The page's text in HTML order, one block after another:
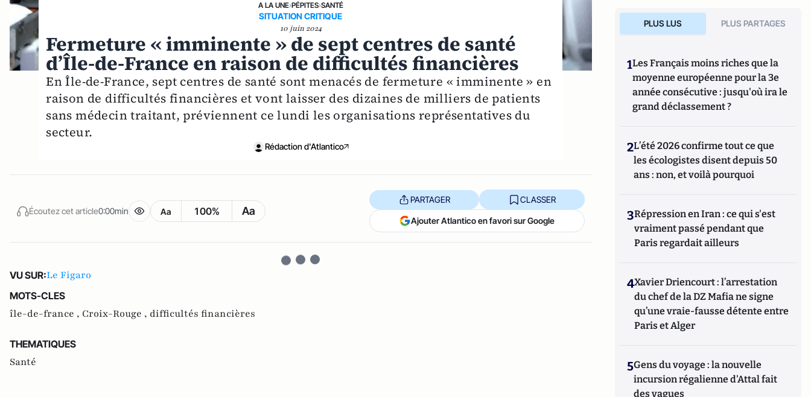
A LA UNE›PÉPITES›SANTÉ
SITUATION CRITIQUE
10 juin 2024
Fermeture « imminente » de sept centres de santé
d’Île-de-France en raison de difficultés financières
En Île-de-France, sept centres de santé sont menacés de fermeture « imminente » en
raison de difficultés financières et vont laisser des dizaines de milliers de patients
sans médecin traitant, préviennent ce lundi les organisations représentatives du
secteur.
Rédaction d'Atlantico
Écoutez cet article0:00min Aa 100% Aa
PARTAGER CLASSER
Ajouter Atlantico en favori sur Google
VU SUR:Le Figaro
MOTS-CLES
île-de-france , Croix-Rouge , difficultés financières
THEMATIQUES
Santé
PLUS LUS PLUS PARTAGES
1Les Français moins riches que la
moyenne européenne pour la 3e
année consécutive : jusqu'où ira le
grand déclassement ?
2L’été 2026 confirme tout ce que
les écologistes disent depuis 50
ans : non, et voilà pourquoi
3Répression en Iran : ce qui s'est
vraiment passé pendant que
Paris regardait ailleurs
4Xavier Driencourt : l’arrestation
du chef de la DZ Mafia ne signe
qu’une vraie-fausse détente entre
Paris et Alger
5Gens du voyage : la nouvelle
incursion régalienne d'Attal fait
des vagues